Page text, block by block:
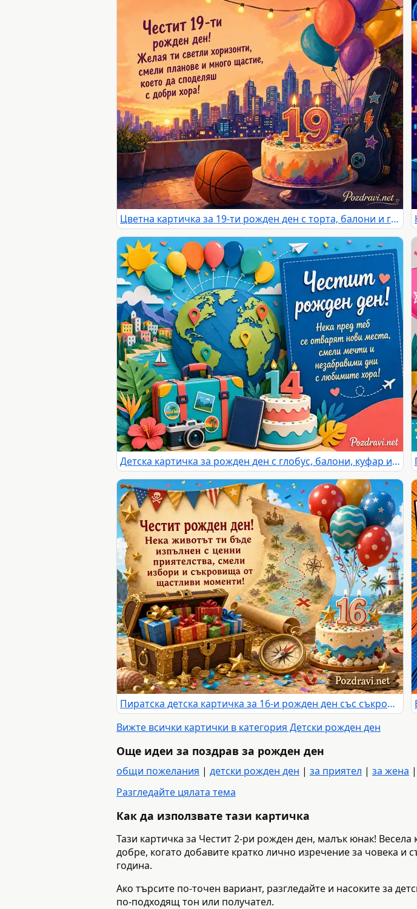
Цветна картичка за 19-ти рожден ден с торта, балони и градски залез
Детска картичка за рожден ден с глобус, балони, куфар и торта 14
Пиратска детска картичка за 16-и рожден ден със съкровища и балони
Вижте всички картички в категория Детски рожден ден
Още идеи за поздрав за рожден ден
общи пожелания | детски рожден ден | за приятел | за жена |
Разгледайте цялата тема
Как да използвате тази картичка
Тази картичка за Честит 2-ри рожден ден, малък юнак!
добре, когато добавите кратко лично изречение за човека и
година.
Ако търсите по-точен вариант, разгледайте и насоките за
по-подходящ тон или получател.